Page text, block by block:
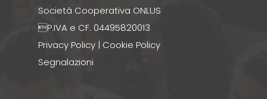
Società Cooperativa ONLUS
P.IVA e CF. 04495820013
Privacy Policy | Cookie Policy
Segnalazioni